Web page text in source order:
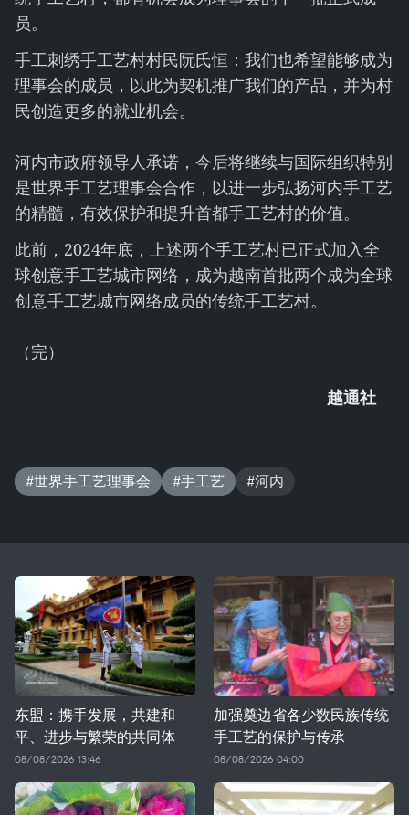
员。
手工刺绣手工艺村村民阮氏恒：我们也希望能够成为
理事会的成员，以此为契机推广我们的产品，并为村
民创造更多的就业机会。
河内市政府领导人承诺，今后将继续与国际组织特别
是世界手工艺理事会合作，以进一步弘扬河内手工艺
的精髓，有效保护和提升首都手工艺村的价值。
此前，2024年底，上述两个手工艺村已正式加入全
球创意手工艺城市网络，成为越南首批两个成为全球
创意手工艺城市网络成员的传统手工艺村。
（完）
越通社
#世界手工艺理事会 #手工艺 #河内
东盟：携手发展，共建和
平、进步与繁荣的共同体
08/08/2026 13:46
加强奠边省各少数民族传统
手工艺的保护与传承
08/08/2026 04:00